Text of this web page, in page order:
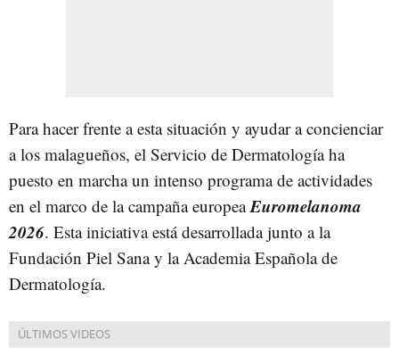
Para hacer frente a esta situación y ayudar a concienciar
a los malagueños, el Servicio de Dermatología ha
puesto en marcha un intenso programa de actividades
en el marco de la campaña europeaEuromelanoma
2026. Esta iniciativa está desarrollada junto a la
Fundación Piel Sana y la Academia Española de
Dermatología.